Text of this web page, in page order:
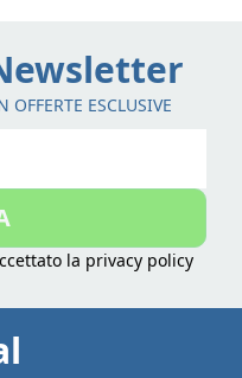
OFFERTE ESCLUSIVE
la privacy policy